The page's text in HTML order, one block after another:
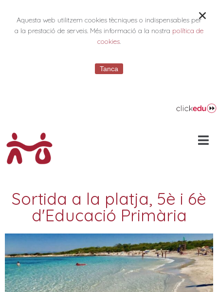
Sortida a la platja, 5è i 6è
d'Educació Primària
Aquesta web utilitzem cookies tècniques o indispensables per
a la prestació de serveis. Més informació a la nostra política de
cookies.
Tanca